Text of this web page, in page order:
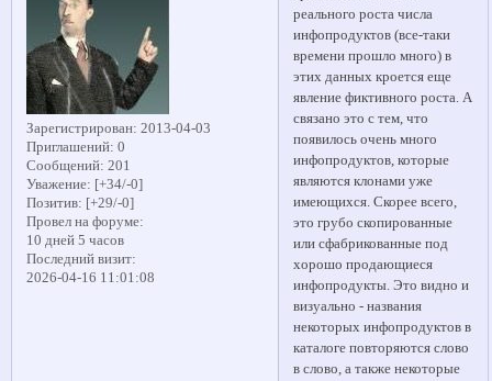
Зарегистрирован: 2013-04-03
Приглашений: 0
Сообщений: 201
Уважение: [+34/-0]
Позитив: [+29/-0]
Провел на форуме:
10 дней 5 часов
Последний визит:
2026-04-16 11:01:08
реального роста числа
инфопродуктов (все-таки
времени прошло много) в
этих данных кроется еще
явление фиктивного роста. А
связано это с тем, что
появилось очень много
инфопродуктов, которые
являются клонами уже
имеющихся. Скорее всего,
это грубо скопированные
или сфабрикованные под
хорошо продающиеся
инфопродукты. Это видно и
визуально - названия
некоторых инфопродуктов в
каталоге повторяются слово
в слово, а также некоторые